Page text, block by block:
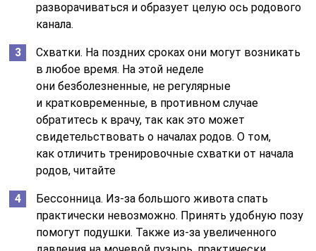
разворачиваться и образует целую ось родового
канала.
Схватки. На поздних сроках они могут возникать
в любое время. На этой неделе
они безболезненные, не регулярные
и кратковременные, в противном случае
обратитесь к врачу, так как это может
свидетельствовать о началах родов. О том,
как отличить тренировочные схватки от начала
родов, читайте
Бессонница. Из-за большого живота спать
практически невозможно. Принять удобную позу
помогут подушки. Также из-за увеличенного